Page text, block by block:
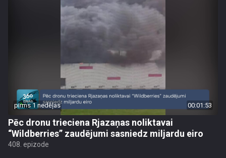
pirms 1 nedēļas 00:01:53
Pēc dronu trieciena Rjazaņas noliktavai
“Wildberries” zaudējumi sasniedz miljardu eiro
408. epizode